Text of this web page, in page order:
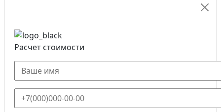
Расчет стоимости